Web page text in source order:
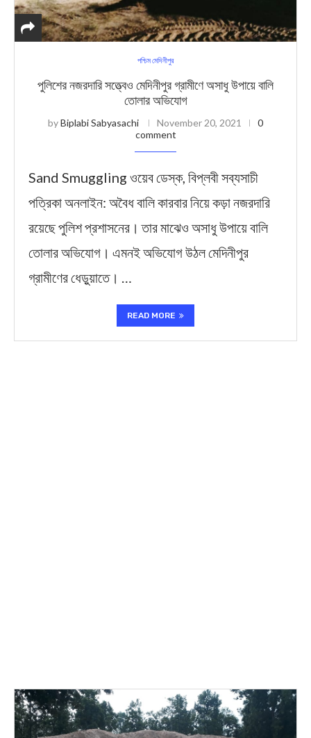
পশ্চিম মেদিনীপুর
পুলিশের নজরদারি সত্ত্বেও মেদিনীপুর গ্রামীণে অসাধু উপায়ে বালি
তোলার অভিযোগ
byBiplabi Sabyasachi November 20, 2021
0
comment
Sand Smuggling ওয়েব ডেস্ক, বিপ্লবী সব্যসাচী
পত্রিকা অনলাইন: অবৈধ বালি কারবার নিয়ে কড়া নজরদারি
রয়েছে পুলিশ প্রশাসনের। তার মাঝেও অসাধু উপায়ে বালি
তোলার অভিযোগ। এমনই অভিযোগ উঠল মেদিনীপুর
গ্রামীণের ধেড়ুয়াতে। …
READ MORE